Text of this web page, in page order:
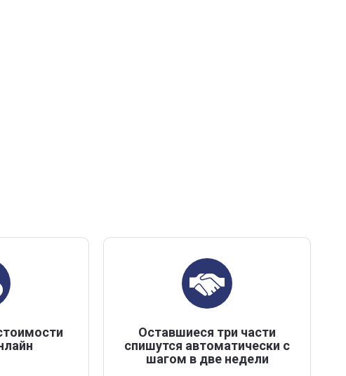
Оставшиеся три части
спишутся автоматически с
шагом в две недели